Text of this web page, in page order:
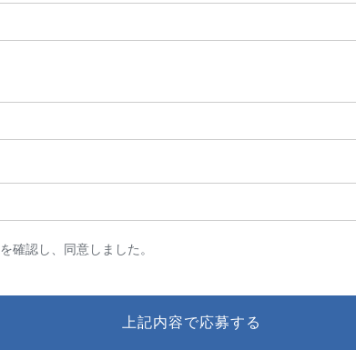
を確認し、同意しました。
上記内容で応募する